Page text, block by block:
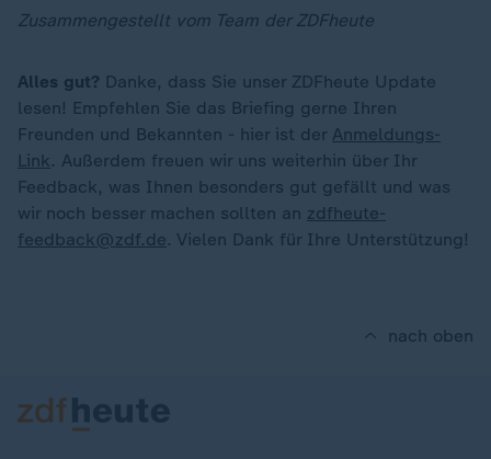
Zusammengestellt vom Team der ZDFheute
Alles gut? Danke, dass Sie unser ZDFheute Update
lesen! Empfehlen Sie das Briefing gerne Ihren
Freunden und Bekannten - hier ist der Anmeldungs-
Link. Außerdem freuen wir uns weiterhin über Ihr
Feedback, was Ihnen besonders gut gefällt und was
wir noch besser machen sollten an zdfheute-
feedback@zdf.de. Vielen Dank für Ihre Unterstützung!
nach oben